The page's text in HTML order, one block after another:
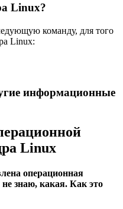
Linux?
команду, для того
Linux:
информационные
Linux
операционная
знаю, какая. Как это